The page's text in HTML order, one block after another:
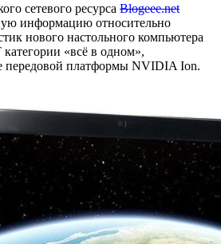
сетевого ресурса Blogeee.net
информацию относительно
нового настольного компьютера
«всё в одном»,
передовой платформы NVIDIA Ion.